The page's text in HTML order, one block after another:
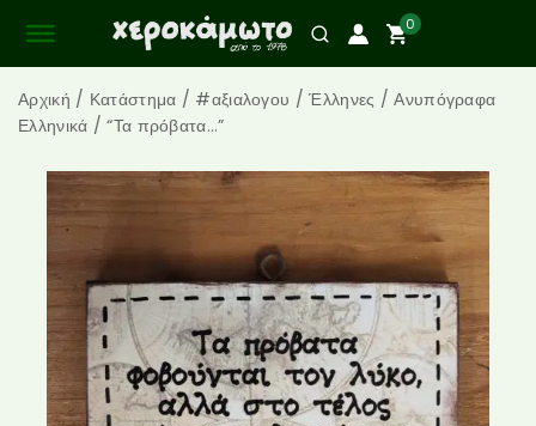
0
Αρχική / Κατάστημα / #αξιαλογου / Έλληνες / Ανυπόγραφα
Ελληνικά / “Τα πρόβατα…”